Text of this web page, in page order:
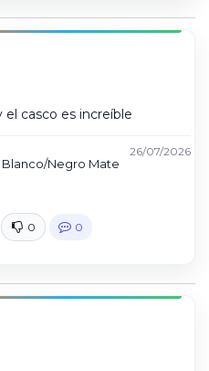
casco es increíble
Blanco/Negro Mate
26/07/2026
0 0